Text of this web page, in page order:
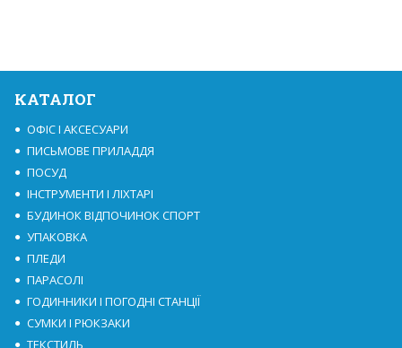
КАТАЛОГ
ОФІС І АКСЕСУАРИ
ПИСЬМОВЕ ПРИЛАДДЯ
ПОСУД
ІНСТРУМЕНТИ І ЛІХТАРІ
БУДИНОК ВІДПОЧИНОК СПОРТ
УПАКОВКА
ПЛЕДИ
ПАРАСОЛІ
ГОДИННИКИ І ПОГОДНІ СТАНЦІЇ
СУМКИ І РЮКЗАКИ
ТЕКСТИЛЬ